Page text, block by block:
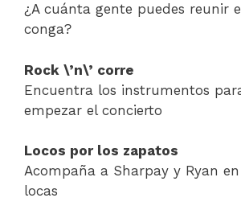
¿A cuánta gente puedes reunir
conga?
Rock \’n\’ corre
Encuentra los instrumentos
empezar el concierto
Locos por los zapatos
Acompaña a Sharpay y Ryan
locas